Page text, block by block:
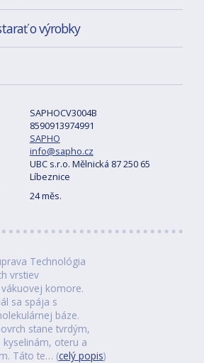
o výrobky
SAPHOCV3004B
8590913974991
SAPHO
info@sapho.cz
UBC s.r.o. Mělnická 87 250 65
Líbeznice
24 měs.
Technológia
vrstiev
komore.
sa spája s
báze.
stane tvrdým,
oteru a
Táto te… (celý popis)